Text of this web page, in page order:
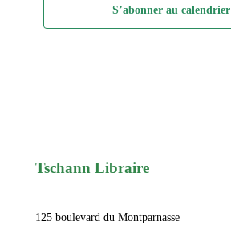
S’abonner au calendrier
Tschann Libraire
125 boulevard du Montparnasse